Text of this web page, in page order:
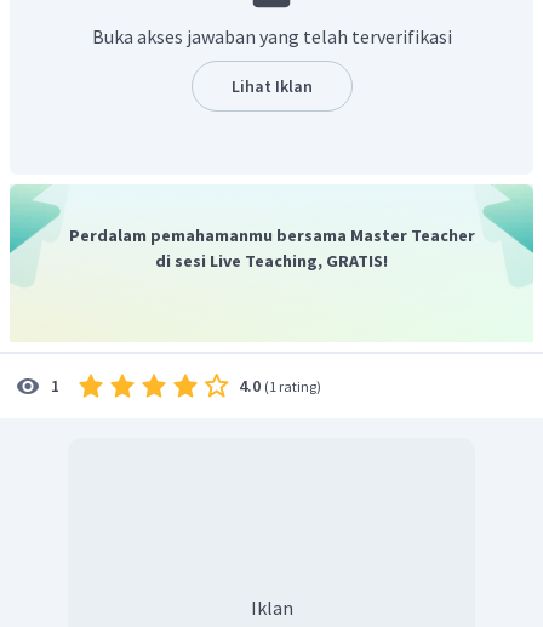
pernyataan ini salah.Dan pada dasarnya, setiap lembaga
sosial memiliki fungsi manifest dan laten. Fungsi manifest
artinya fungsi yang disadari, sedangkan
Jadi, jawaban yang tepat adalah E.
Buka akses jawaban yang telah terverifikasi
Lihat Iklan
Perdalam pemahamanmu bersama Master Teacher
di sesi Live Teaching, GRATIS!
1 4.0 (1 rating)
Iklan